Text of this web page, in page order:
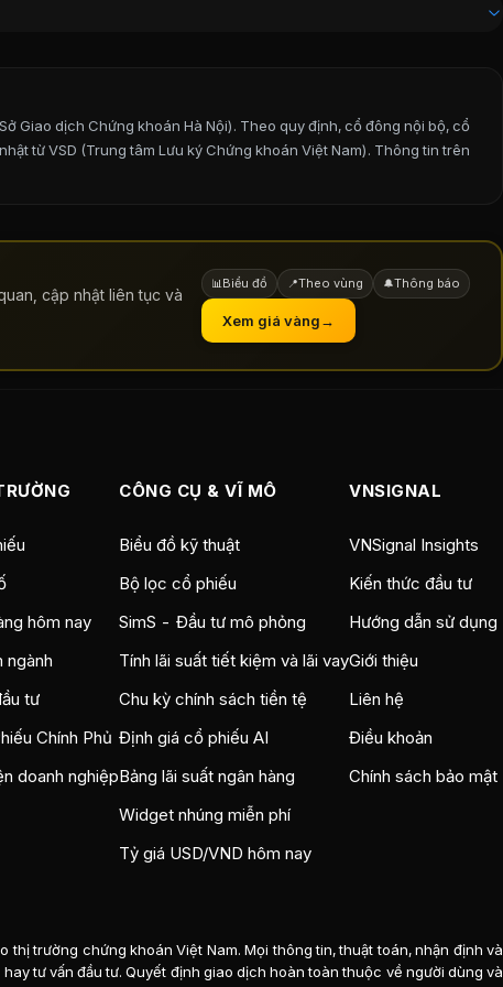
Giao dịch Chứng khoán Hà Nội). Theo quy định, cổ đông nội bộ, cổ
từ VSD (Trung tâm Lưu ký Chứng khoán Việt Nam). Thông tin trên
cập nhật liên tục và
📊 Biểu đồ 📍Theo vùng 🔔Thông báo
Xem giá vàng→
hôm nay
ngành
tư
Chính Phủ
doanh nghiệp
CÔNG CỤ & VĨ MÔ
Biểu đồ kỹ thuật
Bộ lọc cổ phiếu
SimS - Đầu tư mô phỏng
Tính lãi suất tiết kiệm và lãi vay
Chu kỳ chính sách tiền tệ
Định giá cổ phiếu AI
Bảng lãi suất ngân hàng
Widget nhúng miễn phí
Tỷ giá USD/VND hôm nay
VNSIGNAL
VNSignal Insights
Kiến thức đầu tư
Hướng dẫn sử dụng
Giới thiệu
Liên hệ
Điều khoản
Chính sách bảo mật
trường chứng khoán Việt Nam. Mọi thông tin, thuật toán, nhận định và
tư vấn đầu tư. Quyết định giao dịch hoàn toàn thuộc về người dùng và